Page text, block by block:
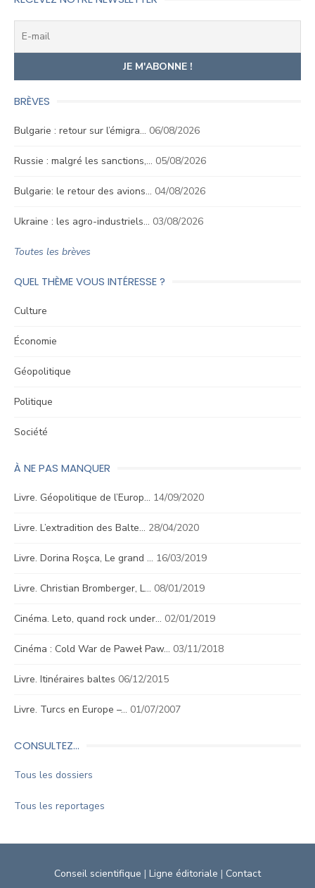
BRÈVES
Bulgarie : retour sur l’émigra… 06/08/2026
Russie : malgré les sanctions,… 05/08/2026
Bulgarie: le retour des avions… 04/08/2026
Ukraine : les agro-industriels… 03/08/2026
Toutes les brèves
QUEL THÈME VOUS INTÉRESSE ?
Culture
Économie
Géopolitique
Politique
Société
À NE PAS MANQUER
Livre. Géopolitique de l’Europ… 14/09/2020
Livre. L’extradition des Balte… 28/04/2020
Livre. Dorina Roşca, Le grand … 16/03/2019
Livre. Christian Bromberger, L… 08/01/2019
Cinéma. Leto, quand rock under… 02/01/2019
Cinéma : Cold War de Paweł Paw… 03/11/2018
Livre. Itinéraires baltes 06/12/2015
Livre. Turcs en Europe –… 01/07/2007
CONSULTEZ…
Tous les dossiers
Tous les reportages
Conseil scientifique | Ligne éditoriale | Contact